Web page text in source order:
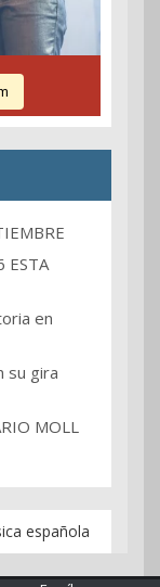
ESTA
en
su gira
MOLL
española